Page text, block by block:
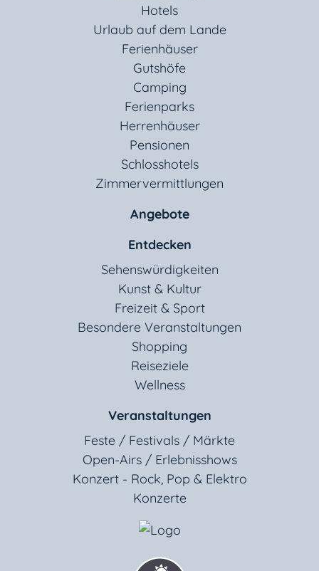
Hotels
Urlaub auf dem Lande
Ferienhäuser
Gutshöfe
Camping
Ferienparks
Herrenhäuser
Pensionen
Schlosshotels
Zimmervermittlungen
Angebote
Entdecken
Sehenswürdigkeiten
Kunst & Kultur
Freizeit & Sport
Besondere Veranstaltungen
Shopping
Reiseziele
Wellness
Veranstaltungen
Feste / Festivals / Märkte
Open-Airs / Erlebnisshows
Konzert - Rock, Pop & Elektro
Konzerte